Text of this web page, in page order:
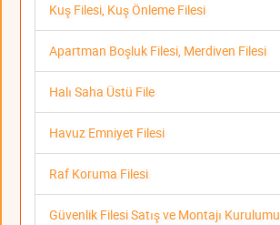
Kuş Filesi, Kuş Önleme Filesi
Apartman Boşluk Filesi, Merdiven Filesi
Halı Saha Üstü File
Havuz Emniyet Filesi
Raf Koruma Filesi
Güvenlik Filesi Satış ve Montajı Kurulumu